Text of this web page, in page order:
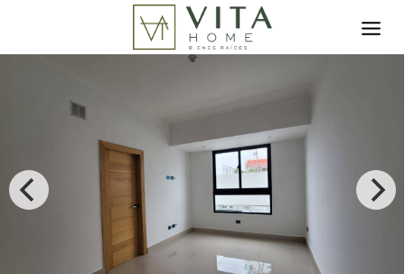
Toggle search filter